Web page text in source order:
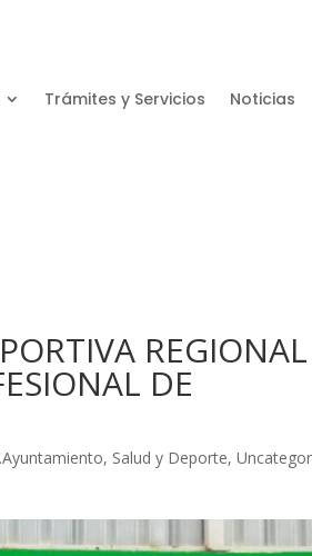
Trámites y Servicios Noticias
REGIONAL
DE
, Salud y Deporte,